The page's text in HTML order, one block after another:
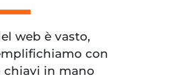
web è vasto,
con
chiavi in mano